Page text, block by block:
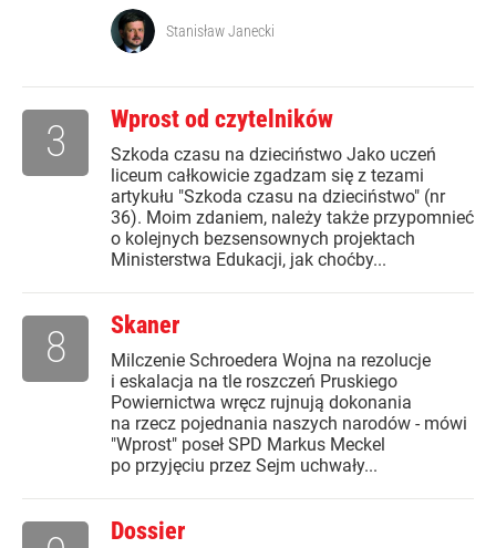
Stanisław Janecki
Wprost od czytelników
Szkoda czasu na dzieciństwo Jako uczeń
liceum całkowicie zgadzam się z tezami
artykułu "Szkoda czasu na dzieciństwo" (nr
36). Moim zdaniem, należy także przypomnieć
o kolejnych bezsensownych projektach
Ministerstwa Edukacji, jak choćby...
3
Skaner
Milczenie Schroedera Wojna na rezolucje
i eskalacja na tle roszczeń Pruskiego
Powiernictwa wręcz rujnują dokonania
na rzecz pojednania naszych narodów - mówi
"Wprost" poseł SPD Markus Meckel
po przyjęciu przez Sejm uchwały...
8
Dossier